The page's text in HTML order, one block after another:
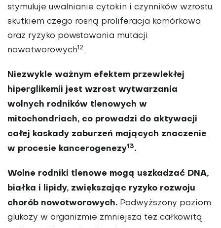
stymuluje uwalnia­nie cytokin i czynników wzrostu,
skutkiem czego rosną proliferacja komórkowa
oraz ryzyko powsta­wania mutacji
nowotworowych12.
Niezwykle ważnym efektem prze­wlekłej
hiperglikemii jest wzrost wytwarzania
wolnych rodników tle­nowych w
mitochondriach, co pro­wadzi do aktywacji
całej kaskady zaburzeń mających znaczenie
w procesie kancerogenezy13.
Wolne rodniki tlenowe mogą uszkadzać DNA,
białka i lipidy, zwiększając ryzyko rozwoju
chorób nowotworo­wych. Podwyższony poziom
glukozy w organizmie zmniejsza też całko­witą